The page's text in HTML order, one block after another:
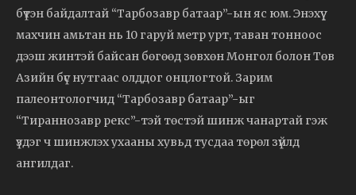
бүтэн байдалтай “Тарбозавр батаар”-ын яс юм. Энэхүү
махчин амьтан нь 10 гаруй метр урт, таван тонноос
дээш жинтэй байсан бөгөөд зөвхөн Монгол болон Төв
Азийн бүс нутгаас олддог онцлогтой. Зарим
палеонтологчид “Тарбозавр батаар”-ыг
“Тираннозавр рекс”-тэй төстэй шинж чанартай гэж
үздэг ч шинжлэх ухааны хувьд тусдаа төрөл зүйлд
ангилдаг.